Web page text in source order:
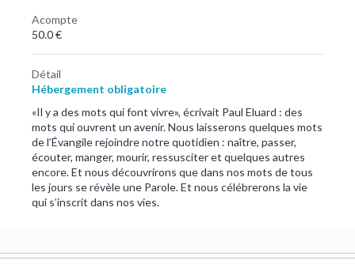
Acompte
50.0 €
Détail
Hébergement obligatoire
«Il y a des mots qui font vivre», écrivait Paul Eluard : des
mots qui ouvrent un avenir. Nous laisserons quelques mots
de l’Évangile rejoindre notre quotidien : naître, passer,
écouter, manger, mourir, ressusciter et quelques autres
encore. Et nous découvrirons que dans nos mots de tous
les jours se révèle une Parole. Et nous célébrerons la vie
qui s’inscrit dans nos vies.